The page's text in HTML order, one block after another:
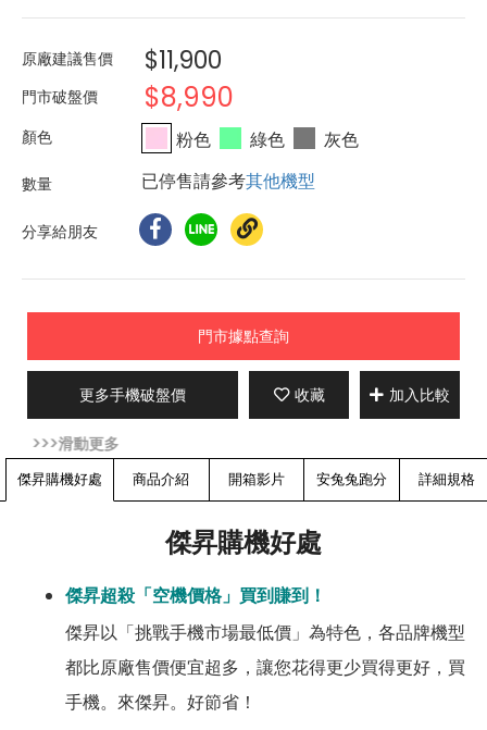
原廠建議售價 $11,900
門市破盤價 $8,990
粉色 綠色
灰色
已停售請參考其他機型
分享給朋友
門市據點查詢
更多手機破盤價 收藏 加入比較
傑昇購機好處 商品介紹 開箱影片 安兔兔跑分 詳細規格
傑昇購機好處
傑昇超殺「空機價格」買到賺到！
傑昇以「挑戰手機市場最低價」為特色，各品牌機型
都比原廠售價便宜超多，讓您花得更少買得更好，買
手機。來傑昇。好節省！